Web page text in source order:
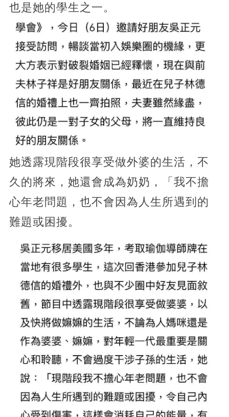
也是她的學生之一。
她透露現階段很享受做外婆的生活，不
久的將來，她還會成為奶奶，「我不擔
心年老問題，也不會因為人生所遇到的
難題或困擾。